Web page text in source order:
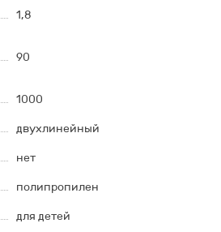
1,8
90
1000
двухлинейный
нет
полипропилен
для детей